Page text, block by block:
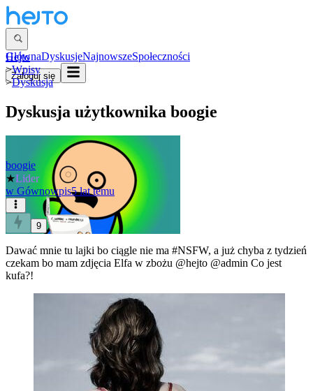
GłównaDyskusjeNajnowszeSpołeczności
Zaloguj się
Hejto
>Wpisy
>Dyskusja
Dyskusja użytkownika boogie
boogie
★Lider
w Gównowpis5 lat temu
9
Dawać mnie tu lajki bo ciągle nie ma #NSFW, a już chyba z tydzień
czekam bo mam zdjęcia Elfa w zbożu @hejto @admin Co jest
kufa?!